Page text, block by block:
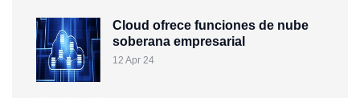
Cloud ofrece funciones de nube
soberana empresarial
12 Apr 24